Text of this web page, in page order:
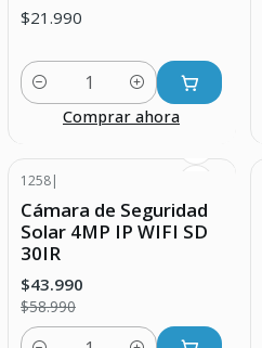
$21.990
Cantidad
Comprar ahora
1258|
Cámara de Seguridad
Solar 4MP IP WIFI SD
30IR
$43.990
$58.990